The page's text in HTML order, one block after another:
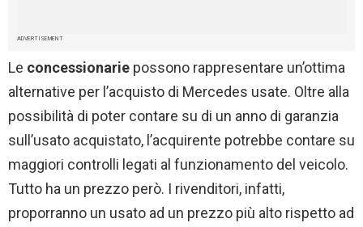
ADVERTISEMENT
Le concessionarie possono rappresentare un’ottima
alternative per l’acquisto di Mercedes usate. Oltre alla
possibilità di poter contare su di un anno di garanzia
sull’usato acquistato, l’acquirente potrebbe contare su
maggiori controlli legati al funzionamento del veicolo.
Tutto ha un prezzo però. I rivenditori, infatti,
proporranno un usato ad un prezzo più alto rispetto ad